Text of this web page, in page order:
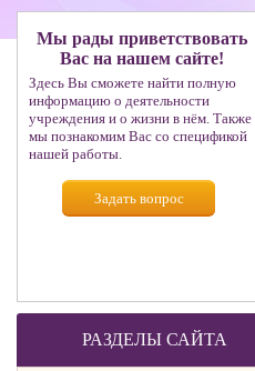
Мы рады приветствовать
Вас на нашем сайте!
Здесь Вы сможете найти полную
информацию о деятельности
учреждения и о жизни в нём. Также
мы познакомим Вас со спецификой
нашей работы.
Задать вопрос
РАЗДЕЛЫ САЙТА